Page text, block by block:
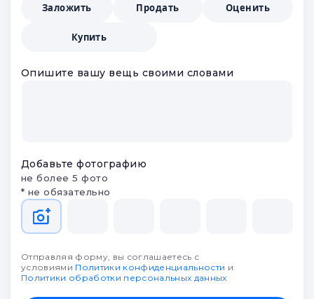
Заложить
Продать Оценить
Купить
Опишите вашу вещь своими словами
Добавьте фотографию
не более 5 фото
* не обязательно
Отправляя форму, вы соглашаетесь с
условиями Политики конфиденциальности и
Политики обработки персональных данных